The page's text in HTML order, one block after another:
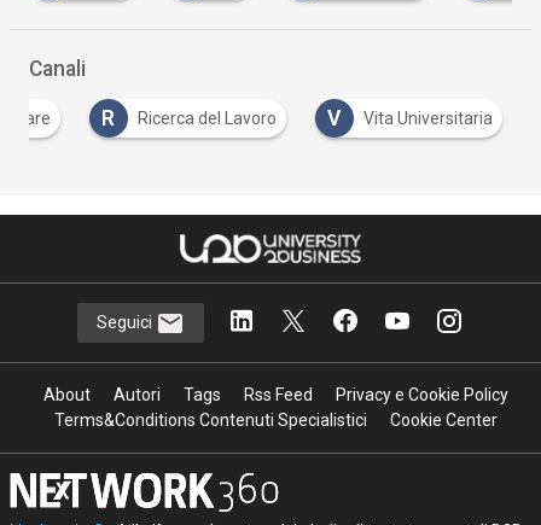
Canali
R Ricerca del Lavoro V Vita Universitaria
Seguici
About Autori Tags Rss Feed
Privacy e Cookie Policy
Terms&Conditions Contenuti Specialistici
Cookie Center